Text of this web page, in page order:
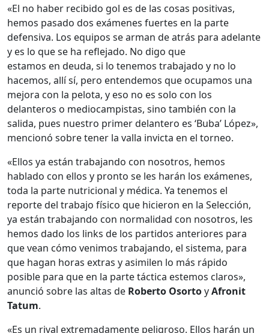
«El no haber recibido gol es de las cosas positivas,
hemos pasado dos exámenes fuertes en la parte
defensiva. Los equipos se arman de atrás para adelante
y es lo que se ha reflejado. No digo que
estamos en deuda, si lo tenemos trabajado y no lo
hacemos, allí sí, pero entendemos que ocupamos una
mejora con la pelota, y eso no es solo con los
delanteros o mediocampistas, sino también con la
salida, pues nuestro primer delantero es ‘Buba’ López»,
mencionó sobre tener la valla invicta en el torneo.
«Ellos ya están trabajando con nosotros, hemos
hablado con ellos y pronto se les harán los exámenes,
toda la parte nutricional y médica. Ya tenemos el
reporte del trabajo físico que hicieron en la Selección,
ya están trabajando con normalidad con nosotros, les
hemos dado los links de los partidos anteriores para
que vean cómo venimos trabajando, el sistema, para
que hagan horas extras y asimilen lo más rápido
posible para que en la parte táctica estemos claros»,
anunció sobre las altas de Roberto OsortoyAfronit
Tatum.
«Es un rival extremadamente peligroso. Ellos harán un